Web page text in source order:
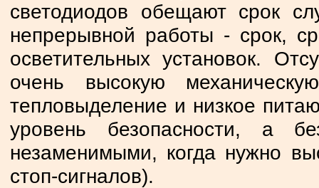
светодиодов обещают срок
непрерывной работы - срок,
осветительных установок.
очень высокую
тепловыделение и низкое
уровень безопасности, а
незаменимыми, когда нужно
стоп-сигналов).